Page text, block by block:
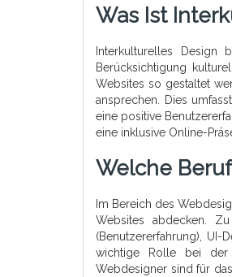
Was Ist
Interkulturelles Design
Berücksichtigung
Websites so gestaltet
ansprechen. Dies
eine positive
eine inklusive Online-
Welche
Im Bereich des
Websites abdecken.
(Benutzererfahrung), UI-
wichtige Rolle bei der
Webdesigner sind für